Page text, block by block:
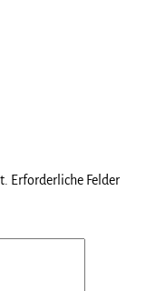
Erforderliche Felder